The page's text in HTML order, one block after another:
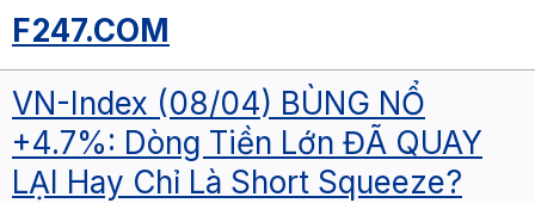
F247.COM
VN-Index (08/04) BÙNG NỔ
+4.7%: Dòng Tiền Lớn ĐÃ QUAY
LẠI Hay Chỉ Là Short Squeeze?